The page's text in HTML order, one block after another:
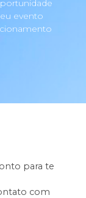
evento
para te
com